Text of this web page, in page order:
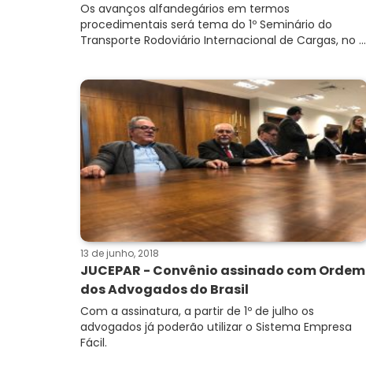
Os avanços alfandegários em termos
procedimentais será tema do 1º Seminário do
Transporte Rodoviário Internacional de Cargas, no ...
13 de junho, 2018
JUCEPAR - Convênio assinado com Ordem
dos Advogados do Brasil
Com a assinatura, a partir de 1º de julho os
advogados já poderão utilizar o Sistema Empresa
Fácil.